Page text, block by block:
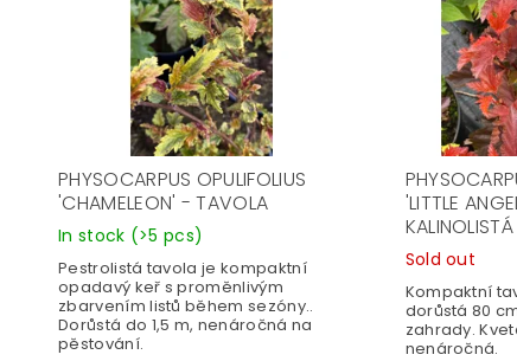
PHYSOCARPUS OPULIFOLIUS
'CHAMELEON' - TAVOLA
In stock (>5 pcs)
Pestrolistá tavola je kompaktní
opadavý keř s proměnlivým
zbarvením listů během sezóny..
Dorůstá do 1,5 m, nenáročná na
pěstování.
'LITTLE
KALINOLISTÁ
Sold out
Kompaktní
dorůstá 80
zahrady.
nenáročná.